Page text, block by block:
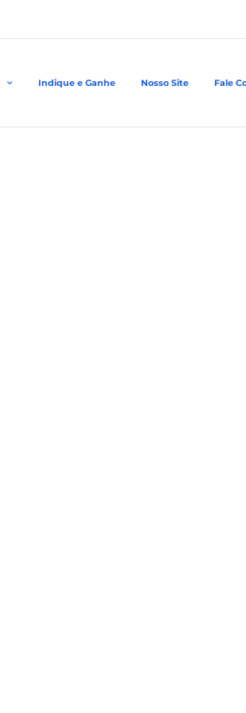
Indique e Ganhe Nosso Site Fale